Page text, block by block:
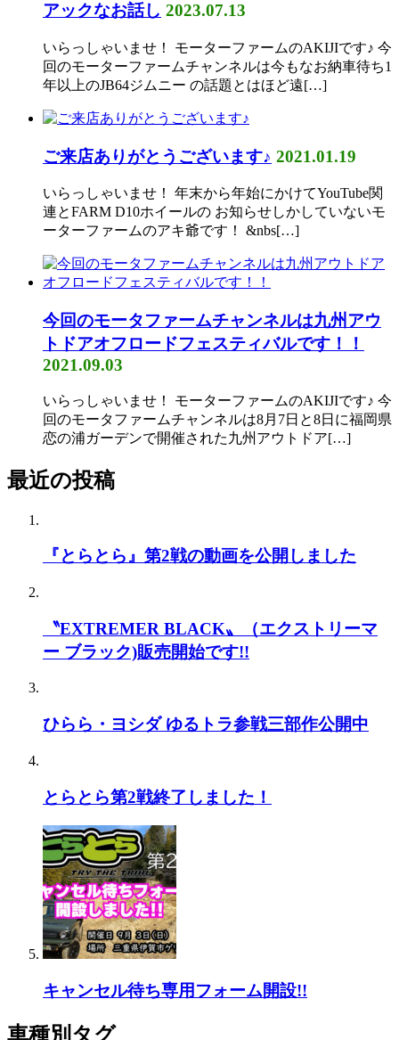
アックなお話し 2023.07.13
いらっしゃいませ！ モーターファームのAKIJIです♪ 今
回のモーターファームチャンネルは今もなお納車待ち1
年以上のJB64ジムニー の話題とはほど遠[…]
ご来店ありがとうございます♪ 2021.01.19
いらっしゃいませ！ 年末から年始にかけてYouTube関
連とFARM D10ホイールの お知らせしかしていないモ
ーターファームのアキ爺です！ &nbs[…]
今回のモータファームチャンネルは九州アウ
トドアオフロードフェスティバルです！！
2021.09.03
いらっしゃいませ！ モーターファームのAKIJIです♪ 今
回のモータファームチャンネルは8月7日と8日に福岡県
恋の浦ガーデンで開催された九州アウトドア[…]
最近の投稿
『とらとら』第2戦の動画を公開しました
〝EXTREMER BLACK〟（エクストリーマ
ー ブラック)販売開始です!!
ひらら・ヨシダ ゆるトラ参戦三部作公開中
とらとら第2戦終了しました！
キャンセル待ち専用フォーム開設!!
車種別タグ